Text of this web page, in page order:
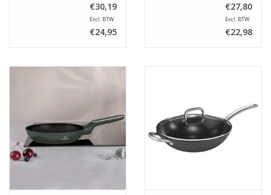
€30,19
Excl. BTW
€24,95
€27,80
Excl. BTW
€22,98